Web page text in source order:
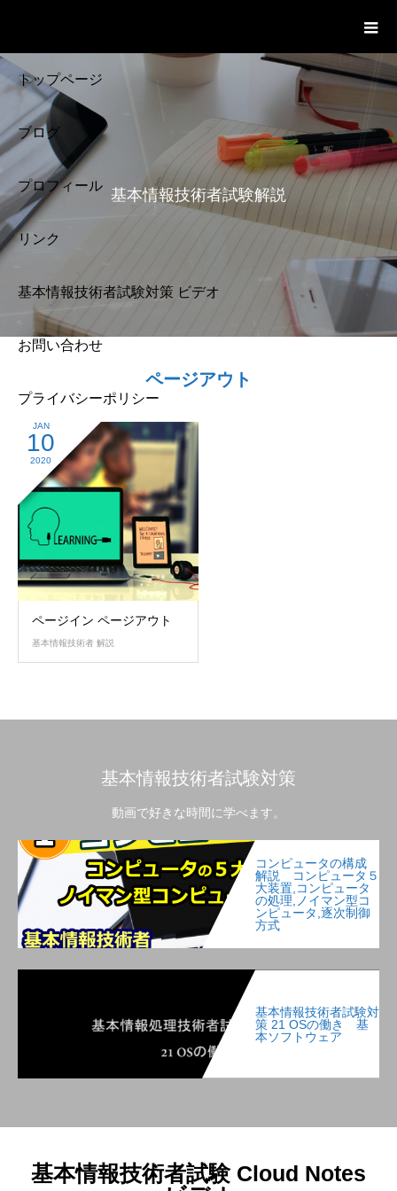
トップページ
ブログ
プロフィール
リンク
基本情報技術者試験対策 ビデオ
お問い合わせ
プライバシーポリシー
基本情報技術者試験解説
ページアウト
JAN
10
2020
ページイン ページアウト
基本情報技術者 解説
基本情報技術者試験対策
動画で好きな時間に学べます。
コンピュータの構成
解説 コンピュータ５
大装置,コンピュータ
の処理,ノイマン型コ
ンピュータ,逐次制御
方式
基本情報技術者試験対
策 21 OSの働き 基
本ソフトウェア
基本情報技術者試験 Cloud Notes